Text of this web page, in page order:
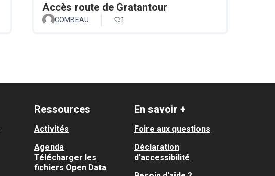
Accès route de Gratantour
COMBEAU 1
Ressources
Activités
Agenda
Télécharger les
fichiers Open Data
En savoir +
Foire aux questions
Déclaration
d'accessibilité